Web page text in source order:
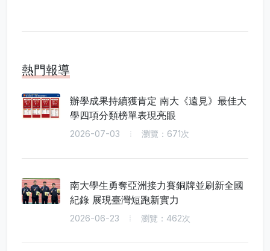
熱門報導
辦學成果持續獲肯定 南大《遠見》最佳大
學四項分類榜單表現亮眼
2026-07-03 瀏覽：671次
南大學生勇奪亞洲接力賽銅牌並刷新全國
紀錄 展現臺灣短跑新實力
2026-06-23 瀏覽：462次